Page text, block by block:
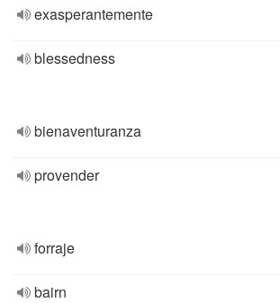
exasperantemente
blessedness
bienaventuranza
provender
forraje
bairn